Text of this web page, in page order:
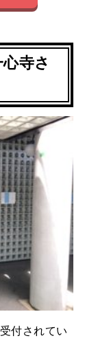
寺さ
付されてい